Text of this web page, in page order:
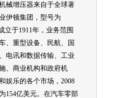
械增压器来自于全球著
伊顿集团，型号为
立于1911年，业务范围
、重型设备、民航、国
电讯和数据传输、工业
、商业机构和政府机
娱乐的各个市场，2008
154亿美元。在汽车零部